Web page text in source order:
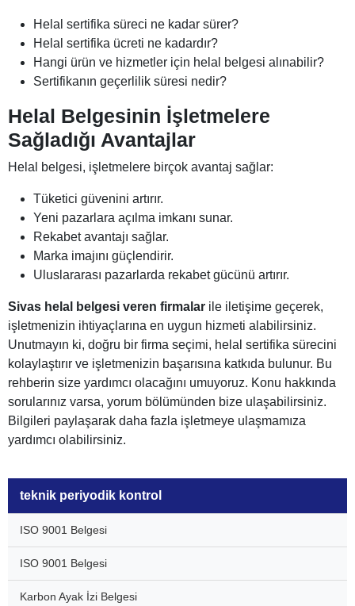
teknik periyodik kontrol
ISO 9001 Belgesi
ISO 9001 Belgesi
Karbon Ayak İzi Belgesi
Helal sertifika süreci ne kadar sürer?
Helal sertifika ücreti ne kadardır?
Hangi ürün ve hizmetler için helal belgesi alınabilir?
Sertifikanın geçerlilik süresi nedir?
Helal Belgesinin İşletmelere
Sağladığı Avantajlar
Helal belgesi, işletmelere birçok avantaj sağlar:
Tüketici güvenini artırır.
Yeni pazarlara açılma imkanı sunar.
Rekabet avantajı sağlar.
Marka imajını güçlendirir.
Uluslararası pazarlarda rekabet gücünü artırır.
Sivas helal belgesi veren firmalar ile iletişime geçerek,
işletmenizin ihtiyaçlarına en uygun hizmeti alabilirsiniz.
Unutmayın ki, doğru bir firma seçimi, helal sertifika sürecini
kolaylaştırır ve işletmenizin başarısına katkıda bulunur. Bu
rehberin size yardımcı olacağını umuyoruz. Konu hakkında
sorularınız varsa, yorum bölümünden bize ulaşabilirsiniz.
Bilgileri paylaşarak daha fazla işletmeye ulaşmamıza
yardımcı olabilirsiniz.